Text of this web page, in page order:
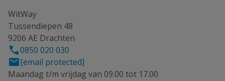
WitWay
Tussendiepen 48
9206 AE Drachten
0850 020 030
[email protected]
Maandag t/m vrijdag van 09.00 tot 17.00